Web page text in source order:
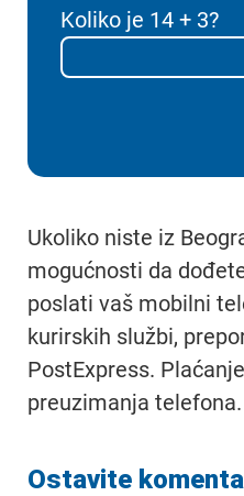
Koliko je 14 + 3?
Ukoliko niste iz
mogućnosti da
poslati vaš mobilni
kurirskih službi,
PostExpress.
preuzimanja telefona.
Ostavite